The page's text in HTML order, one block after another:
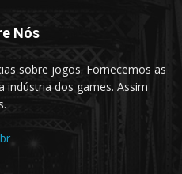
Nós
sobre jogos. Fornecemos as
indústria dos games. Assim